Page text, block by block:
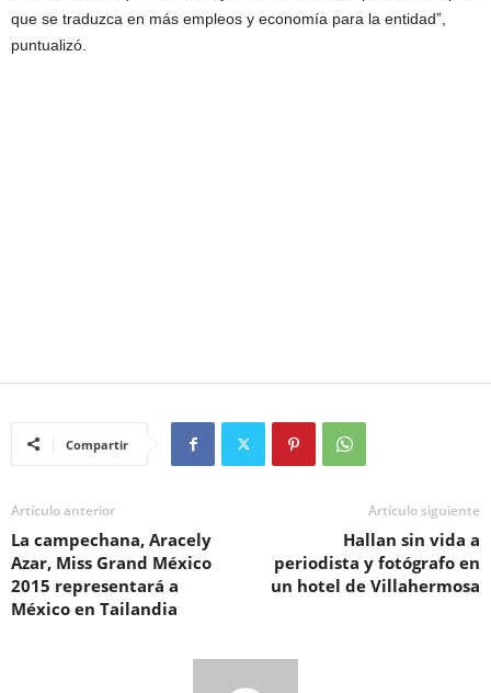
que se traduzca en más empleos y economía para la entidad”,
puntualizó.
Compartir
Artículo anterior
La campechana, Aracely
Azar, Miss Grand México
2015 representará a
México en Tailandia
Artículo siguiente
Hallan sin vida a
periodista y fotógrafo en
un hotel de Villahermosa